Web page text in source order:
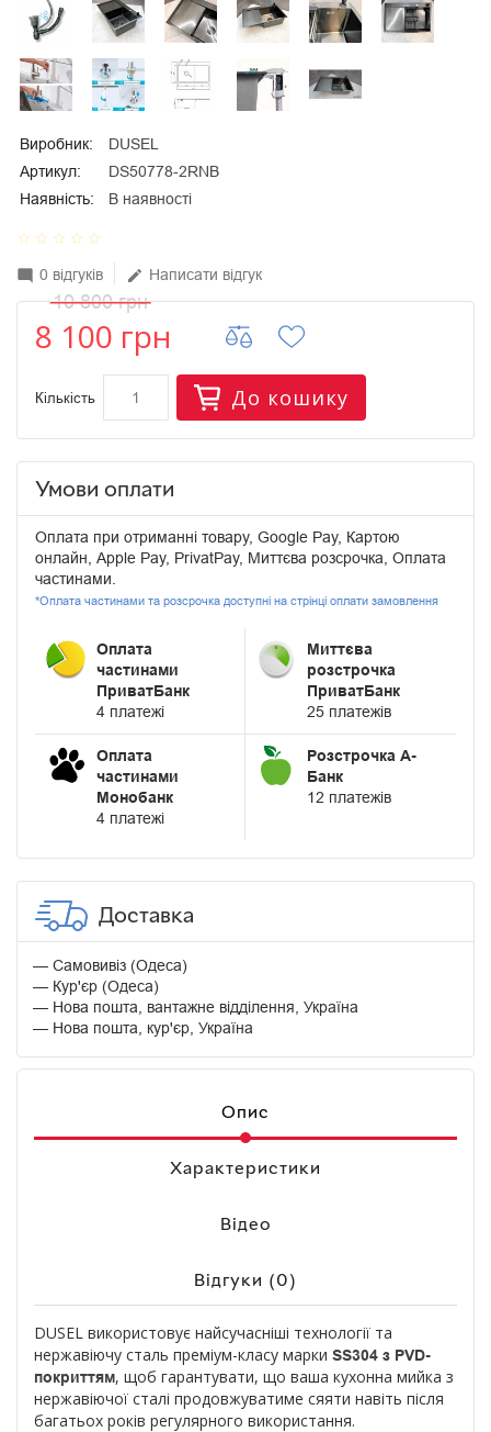
Виробник:
DUSEL
Артикул:
DS50778-2RNB
Наявність:
В наявності
star_border star_border star_border star_border star_border
mode_comment 0 відгуків edit Написати відгук
10 800 грн
8 100 грн
Кількість До кошику
Умови оплати
Оплата при отриманні товару, Google Pay, Картою
онлайн, Apple Pay, PrivatPay, Миттєва розсрочка, Оплата
частинами.
*Оплата частинами та розсрочка доступні на стрінці оплати замовлення
Оплата
частинами
ПриватБанк
4 платежі
Миттєва
розстрочка
ПриватБанк
25 платежів
Оплата
частинами
Монобанк
4 платежі
Розстрочка А-
Банк
12 платежів
Доставка
Самовивіз (Одеса)
Кур'єр (Одеса)
Нова пошта, вантажне відділення, Україна
Нова пошта, кур'єр, Україна
Опис
Характеристики
Відео
Відгуки (0)
DUSEL використовує найсучасніші технології та
нержавіючу сталь преміум-класу марки SS304 з PVD-
покриттям, щоб гарантувати, що ваша кухонна мийка з
нержавіючої сталі продовжуватиме сяяти навіть після
багатьох років регулярного використання.